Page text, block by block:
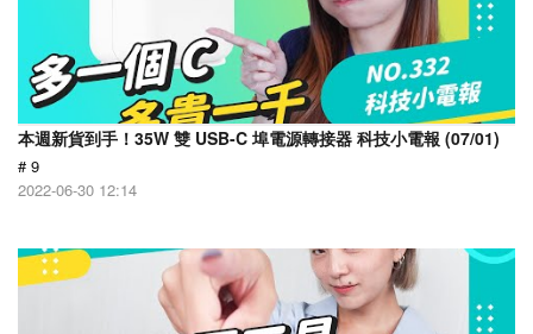
本週新貨到手！35W 雙 USB-C 埠電源轉接器 科技小電報 (07/01)
# 9
2022-06-30 12:14